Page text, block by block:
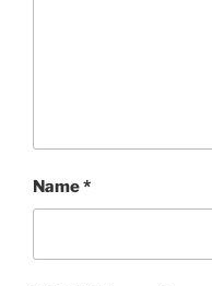
Name*